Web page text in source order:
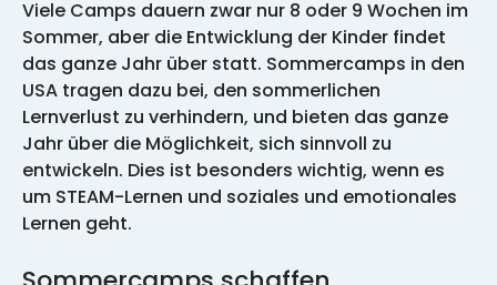
Viele Camps dauern zwar nur 8 oder 9 Wochen im
Sommer, aber die Entwicklung der Kinder findet
das ganze Jahr über statt. Sommercamps in den
USA tragen dazu bei, den sommerlichen
Lernverlust zu verhindern, und bieten das ganze
Jahr über die Möglichkeit, sich sinnvoll zu
entwickeln. Dies ist besonders wichtig, wenn es
um STEAM-Lernen und soziales und emotionales
Lernen geht.